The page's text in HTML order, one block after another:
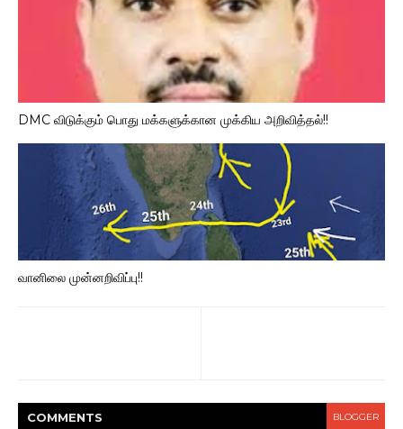
DMC விடுக்கும் பொது மக்களுக்கான முக்கிய அறிவித்தல்!!
வானிலை முன்னறிவிப்பு!!
COMMENTS BLOGGER